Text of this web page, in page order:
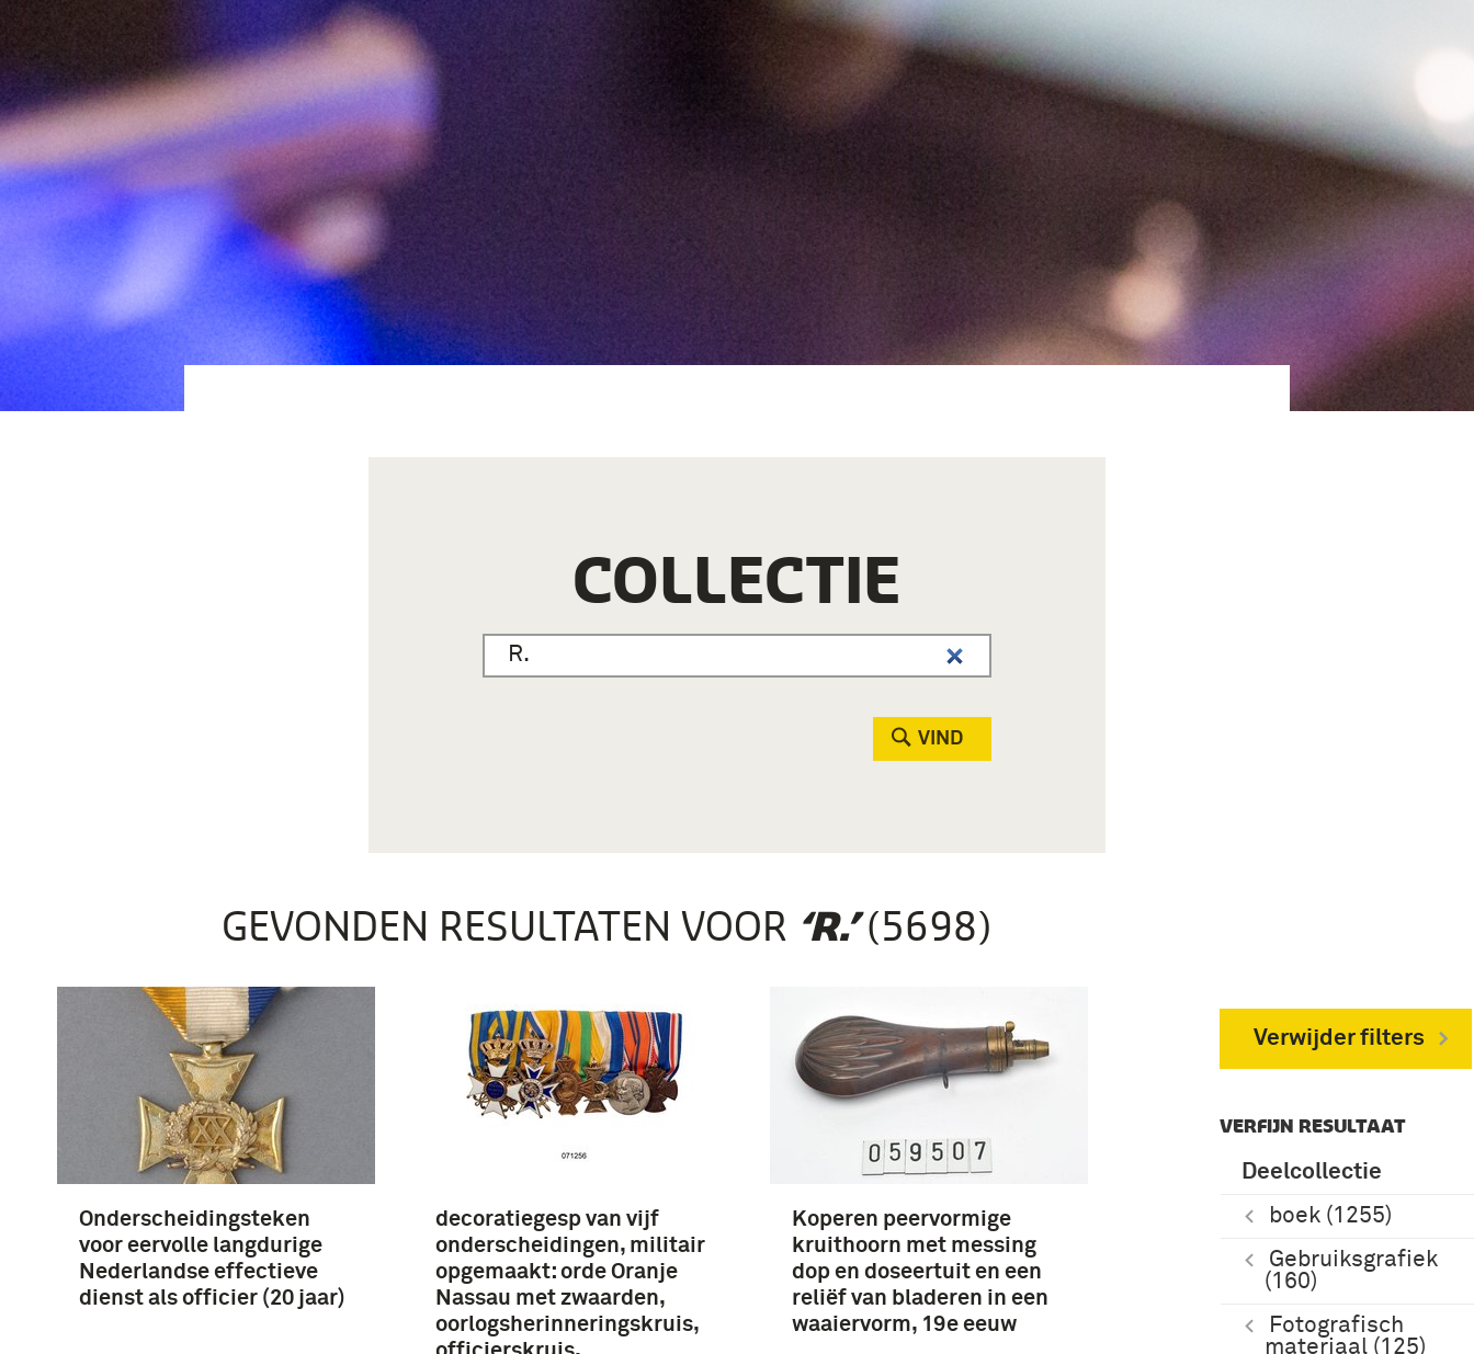
COLLECTIE
VIND
GEVONDEN RESULTATEN VOOR ‘R.’(5698)
Verwijder filters
VERFIJN RESULTAAT
Deelcollectie
boek (1255)
Gebruiksgrafiek
(160)
Fotografisch
materiaal (125)
Onderscheidingsteken
voor eervolle langdurige
Nederlandse effectieve
dienst als officier (20 jaar)
decoratiegesp van vijf
onderscheidingen, militair
opgemaakt: orde Oranje
Nassau met zwaarden,
oorlogsherinneringskruis,
Koperen peervormige
kruithoorn met messing
dop en doseertuit en een
reliëf van bladeren in een
waaiervorm, 19e eeuw